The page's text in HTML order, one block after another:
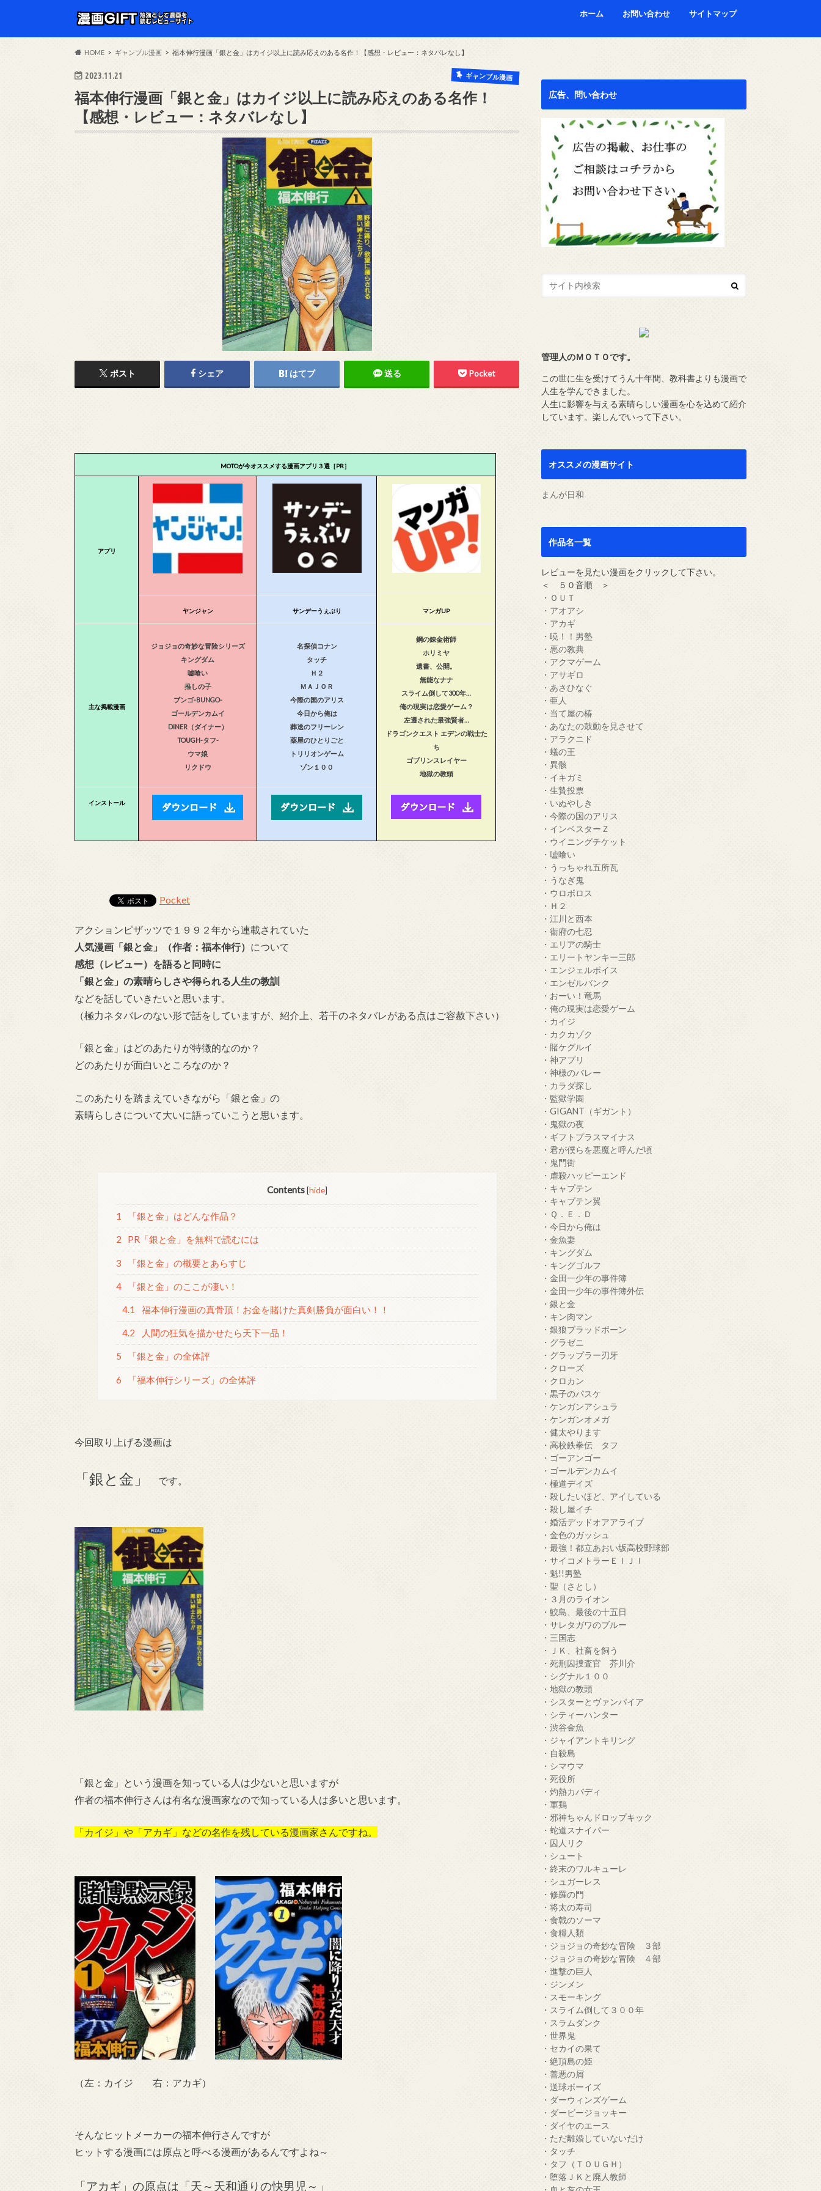
ホーム お問い合わせ サイトマップ
HOME ギャンブル漫画 福本伸行漫画「銀と金」はカイジ以上に読み応えのある名作！【感想・レビュー：ネタバレなし】
2023.11.21 ギャンブル漫画
福本伸行漫画「銀と金」はカイジ以上に読み応えのある名作！
【感想・レビュー：ネタバレなし】
ポスト シェア はてブ 送る Pocket
MOTOが今オススメする漫画アプリ３選［PR］
アプリ
ヤンジャン サンデーうぇぶり マンガUP
主な掲載漫画
ジョジョの奇妙な冒険シリーズ
キングダム
嘘喰い
推しの子
ブンゴ-BUNGO-
ゴールデンカムイ
DINER（ダイナー）
TOUGH-タフ-
ウマ娘
リクドウ
名探偵コナン
タッチ
Ｈ２
ＭＡＪＯＲ
今際の国のアリス
今日から俺は
葬送のフリーレン
薬屋のひとりごと
トリリオンゲーム
ゾン１００
鋼の錬金術師
ホリミヤ
遺書、公開。
無能なナナ
スライム倒して300年…
俺の現実は恋愛ゲーム？
左遷された最強賢者…
ドラゴンクエスト エデンの戦士た
ち
ゴブリンスレイヤー
地獄の教頭
インストール
Pocket
アクションピザッツで１９９２年から連載されていた
人気漫画「銀と金」（作者：福本伸行） について
感想（レビュー）を語ると同時に
「銀と金」の素晴らしさや得られる人生の教訓
などを話していきたいと思います。
（極力ネタバレのない形で話をしていますが、紹介上、若干のネタバレがある点はご容赦下さい）
「銀と金」はどのあたりが特徴的なのか？
どのあたりが面白いところなのか？
このあたりを踏まえていきながら「銀と金」の
素晴らしさについて大いに語っていこうと思います。
Contents [hide]
1 「銀と金」はどんな作品？
2 PR「銀と金」を無料で読むには
3 「銀と金」の概要とあらすじ
4 「銀と金」のここが凄い！
4.1 福本伸行漫画の真骨頂！お金を賭けた真剣勝負が面白い！！
4.2 人間の狂気を描かせたら天下一品！
5 「銀と金」の全体評
6 「福本伸行シリーズ」の全体評
今回取り上げる漫画は
「銀と金」 です。
「銀と金」という漫画を知っている人は少ないと思いますが
作者の福本伸行さんは有名な漫画家なので知っている人は多いと思います。
「カイジ」や「アカギ」などの名作を残している漫画家さんですね。
（左：カイジ 右：アカギ）
そんなヒットメーカーの福本伸行さんですが
ヒットする漫画には原点と呼べる漫画があるんですよね～
「アカギ」の原点は「天～天和通りの快男児～」
広告、問い合わせ
管理人のＭＯＴＯです。
この世に生を受けてうん十年間、教科書よりも漫画で
人生を学んできました。
人生に影響を与える素晴らしい漫画を心を込めて紹介
しています。楽しんでいって下さい。
オススメの漫画サイト
まんが日和
作品名一覧
レビューを見たい漫画をクリックして下さい。
＜ ５０音順 ＞
・ＯＵＴ
・アオアシ
・アカギ
・暁！！男塾
・悪の教典
・アクマゲーム
・アサギロ
・あさひなぐ
・亜人
・当て屋の椿
・あなたの鼓動を見させて
・アラクニド
・蟻の王
・異骸
・イキガミ
・生贄投票
・いぬやしき
・今際の国のアリス
・インベスターＺ
・ウイニングチケット
・嘘喰い
・うっちゃれ五所瓦
・うなぎ鬼
・ウロボロス
・Ｈ２
・江川と西本
・衛府の七忍
・エリアの騎士
・エリートヤンキー三郎
・エンジェルボイス
・エンゼルバンク
・おーい！竜馬
・俺の現実は恋愛ゲーム
・カイジ
・カクカゾク
・賭ケグルイ
・神アプリ
・神様のバレー
・カラダ探し
・監獄学園
・GIGANT（ギガント）
・鬼獄の夜
・ギフトプラスマイナス
・君が僕らを悪魔と呼んだ頃
・鬼門街
・虐殺ハッピーエンド
・キャプテン
・キャプテン翼
・Ｑ．Ｅ．Ｄ
・今日から俺は
・金魚妻
・キングダム
・キングゴルフ
・金田一少年の事件簿
・金田一少年の事件簿外伝
・銀と金
・キン肉マン
・銀狼ブラッドボーン
・グラゼニ
・グラップラー刃牙
・クローズ
・クロカン
・黒子のバスケ
・ケンガンアシュラ
・ケンガンオメガ
・健太やります
・高校鉄拳伝 タフ
・ゴーアンゴー
・ゴールデンカムイ
・極道デイズ
・殺したいほど、アイしている
・殺し屋イチ
・婚活デッドオアアライブ
・金色のガッシュ
・最強！都立あおい坂高校野球部
・サイコメトラーＥＩＪＩ
・魁!!男塾
・聖（さとし）
・３月のライオン
・鮫島、最後の十五日
・サレタガワのブルー
・三国志
・ＪＫ、社畜を飼う
・死刑囚捜査官 芥川介
・シグナル１００
・地獄の教頭
・シスターとヴァンパイア
・シティーハンター
・渋谷金魚
・ジャイアントキリング
・自殺島
・シマウマ
・死役所
・灼熱カバディ
・軍鶏
・邪神ちゃんドロップキック
・蛇道スナイパー
・囚人リク
・シュート
・終末のワルキューレ
・シュガーレス
・修羅の門
・将太の寿司
・食戟のソーマ
・食糧人類
・ジョジョの奇妙な冒険 ３部
・ジョジョの奇妙な冒険 ４部
・進撃の巨人
・ジンメン
・スモーキング
・スライム倒して３００年
・スラムダンク
・世界鬼
・セカイの果て
・絶頂島の姫
・善悪の屑
・送球ボーイズ
・ダーウィンズゲーム
・ダービージョッキー
・ダイヤのエース
・ただ離婚していないだけ
・タッチ
・タフ（ＴＯＵＧＨ）
・堕落ＪＫと廃人教師